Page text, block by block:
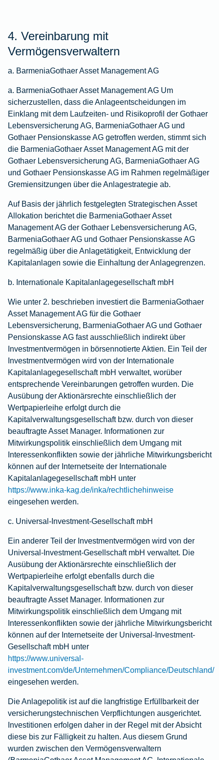
4. Vereinbarung mit
Vermögensverwaltern
a. BarmeniaGothaer Asset Management AG
a. BarmeniaGothaer Asset Management AG Um
sicherzustellen, dass die Anlageentscheidungen im
Einklang mit dem Laufzeiten- und Risikoprofil der Gothaer
Lebensversicherung AG, BarmeniaGothaer AG und
Gothaer Pensionskasse AG getroffen werden, stimmt sich
die BarmeniaGothaer Asset Management AG mit der
Gothaer Lebensversicherung AG, BarmeniaGothaer AG
und Gothaer Pensionskasse AG im Rahmen regelmäßiger
Gremiensitzungen über die Anlagestrategie ab.
Auf Basis der jährlich festgelegten Strategischen Asset
Allokation berichtet die BarmeniaGothaer Asset
Management AG der Gothaer Lebensversicherung AG,
BarmeniaGothaer AG und Gothaer Pensionskasse AG
regelmäßig über die Anlagetätigkeit, Entwicklung der
Kapitalanlagen sowie die Einhaltung der Anlagegrenzen.
b. Internationale Kapitalanlagegesellschaft mbH
Wie unter 2. beschrieben investiert die BarmeniaGothaer
Asset Management AG für die Gothaer
Lebensversicherung, BarmeniaGothaer AG und Gothaer
Pensionskasse AG fast ausschließlich indirekt über
Investmentvermögen in börsennotierte Aktien. Ein Teil der
Investmentvermögen wird von der Internationale
Kapitalanlagegesellschaft mbH verwaltet, worüber
entsprechende Vereinbarungen getroffen wurden. Die
Ausübung der Aktionärsrechte einschließlich der
Wertpapierleihe erfolgt durch die
Kapitalverwaltungsgesellschaft bzw. durch von dieser
beauftragte Asset Manager. Informationen zur
Mitwirkungspolitik einschließlich dem Umgang mit
Interessenkonflikten sowie der jährliche Mitwirkungsbericht
können auf der Internetseite der Internationale
Kapitalanlagegesellschaft mbH unter
https://www.inka-kag.de/inka/rechtlichehinweise
eingesehen werden.
c. Universal-Investment-Gesellschaft mbH
Ein anderer Teil der Investmentvermögen wird von der
Universal-Investment-Gesellschaft mbH verwaltet. Die
Ausübung der Aktionärsrechte einschließlich der
Wertpapierleihe erfolgt ebenfalls durch die
Kapitalverwaltungsgesellschaft bzw. durch von dieser
beauftragte Asset Manager. Informationen zur
Mitwirkungspolitik einschließlich dem Umgang mit
Interessenkonflikten sowie der jährliche Mitwirkungsbericht
können auf der Internetseite der Universal-Investment-
Gesellschaft mbH unter
https://www.universal-
investment.com/de/Unternehmen/Compliance/Deutschland/
eingesehen werden.
Die Anlagepolitik ist auf die langfristige Erfüllbarkeit der
versicherungstechnischen Verpflichtungen ausgerichtet.
Investitionen erfolgen daher in der Regel mit der Absicht
diese bis zur Fälligkeit zu halten. Aus diesem Grund
wurden zwischen den Vermögensverwaltern